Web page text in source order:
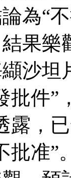
為“
果樂
沙坦
批件”
露，
批准”